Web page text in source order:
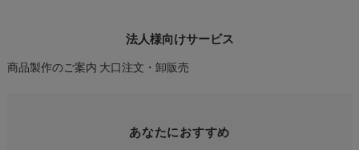
法人様向けサービス
商品製作のご案内 大口注文・卸販売
あなたにおすすめ